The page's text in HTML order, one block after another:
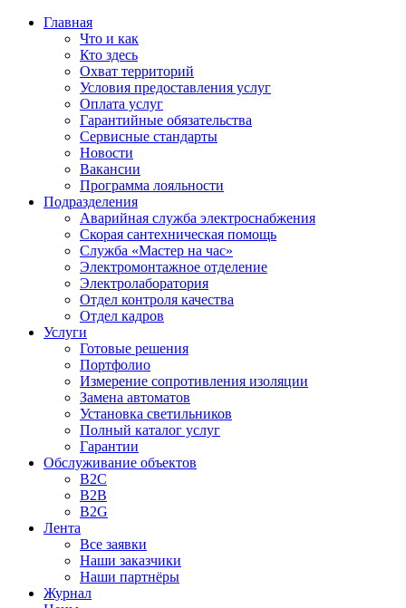
Главная
Что и как
Кто здесь
Охват территорий
Условия предоставления услуг
Оплата услуг
Гарантийные обязательства
Сервисные стандарты
Новости
Вакансии
Программа лояльности
Подразделения
Аварийная служба электроснабжения
Скорая сантехническая помощь
Служба «Мастер на час»
Электромонтажное отделение
Электролаборатория
Отдел контроля качества
Отдел кадров
Услуги
Готовые решения
Портфолио
Измерение сопротивления изоляции
Замена автоматов
Установка светильников
Полный каталог услуг
Гарантии
Обслуживание объектов
B2C
B2B
B2G
Лента
Все заявки
Наши заказчики
Наши партнёры
Журнал